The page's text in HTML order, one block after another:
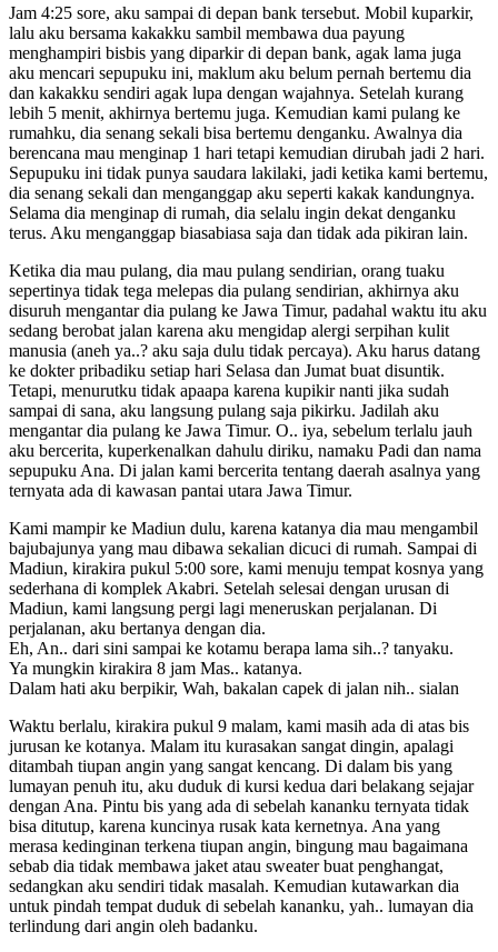
Jam 4:25 sore, aku sampai di depan bank tersebut. Mobil kuparkir,
lalu aku bersama kakakku sambil membawa dua payung
menghampiri bisbis yang diparkir di depan bank, agak lama juga
aku mencari sepupuku ini, maklum aku belum pernah bertemu dia
dan kakakku sendiri agak lupa dengan wajahnya. Setelah kurang
lebih 5 menit, akhirnya bertemu juga. Kemudian kami pulang ke
rumahku, dia senang sekali bisa bertemu denganku. Awalnya dia
berencana mau menginap 1 hari tetapi kemudian dirubah jadi 2 hari.
Sepupuku ini tidak punya saudara lakilaki, jadi ketika kami bertemu,
dia senang sekali dan menganggap aku seperti kakak kandungnya.
Selama dia menginap di rumah, dia selalu ingin dekat denganku
terus. Aku menganggap biasabiasa saja dan tidak ada pikiran lain.
Ketika dia mau pulang, dia mau pulang sendirian, orang tuaku
sepertinya tidak tega melepas dia pulang sendirian, akhirnya aku
disuruh mengantar dia pulang ke Jawa Timur, padahal waktu itu aku
sedang berobat jalan karena aku mengidap alergi serpihan kulit
manusia (aneh ya..? aku saja dulu tidak percaya). Aku harus datang
ke dokter pribadiku setiap hari Selasa dan Jumat buat disuntik.
Tetapi, menurutku tidak apaapa karena kupikir nanti jika sudah
sampai di sana, aku langsung pulang saja pikirku. Jadilah aku
mengantar dia pulang ke Jawa Timur. O.. iya, sebelum terlalu jauh
aku bercerita, kuperkenalkan dahulu diriku, namaku Padi dan nama
sepupuku Ana. Di jalan kami bercerita tentang daerah asalnya yang
ternyata ada di kawasan pantai utara Jawa Timur.
Kami mampir ke Madiun dulu, karena katanya dia mau mengambil
bajubajunya yang mau dibawa sekalian dicuci di rumah. Sampai di
Madiun, kirakira pukul 5:00 sore, kami menuju tempat kosnya yang
sederhana di komplek Akabri. Setelah selesai dengan urusan di
Madiun, kami langsung pergi lagi meneruskan perjalanan. Di
perjalanan, aku bertanya dengan dia.
Eh, An.. dari sini sampai ke kotamu berapa lama sih..? tanyaku.
Ya mungkin kirakira 8 jam Mas.. katanya.
Dalam hati aku berpikir, Wah, bakalan capek di jalan nih.. sialan
Waktu berlalu, kirakira pukul 9 malam, kami masih ada di atas bis
jurusan ke kotanya. Malam itu kurasakan sangat dingin, apalagi
ditambah tiupan angin yang sangat kencang. Di dalam bis yang
lumayan penuh itu, aku duduk di kursi kedua dari belakang sejajar
dengan Ana. Pintu bis yang ada di sebelah kananku ternyata tidak
bisa ditutup, karena kuncinya rusak kata kernetnya. Ana yang
merasa kedinginan terkena tiupan angin, bingung mau bagaimana
sebab dia tidak membawa jaket atau sweater buat penghangat,
sedangkan aku sendiri tidak masalah. Kemudian kutawarkan dia
untuk pindah tempat duduk di sebelah kananku, yah.. lumayan dia
terlindung dari angin oleh badanku.